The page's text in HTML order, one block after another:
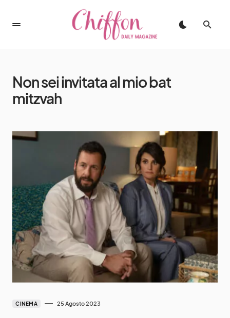
Non sei invitata al mio bat
mitzvah
CINEMA 25 Agosto 2023